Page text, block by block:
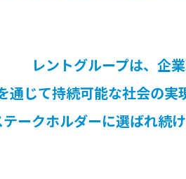
レントグループは、企
通じて持続可能な社会の実
ークホルダーに選ばれ続